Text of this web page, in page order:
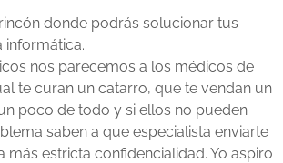
donde podrás solucionar tus
informática.
nos parecemos a los médicos de
te curan un catarro, que te vendan un
poco de todo y si ellos no pueden
saben a que especialista enviarte
más estricta confidencialidad. Yo aspiro